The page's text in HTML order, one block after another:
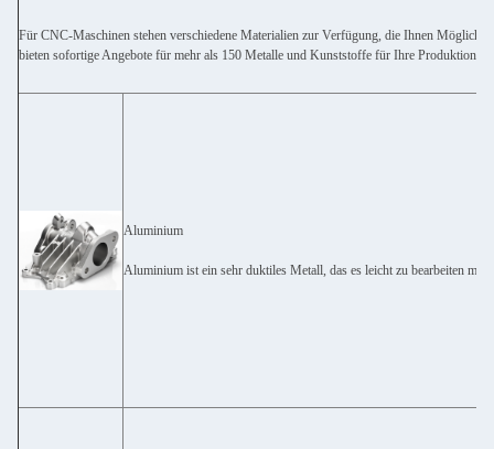
Für CNC-Maschinen stehen verschiedene Materialien zur Verfügung, die Ihnen
bieten sofortige Angebote für mehr als 150 Metalle und Kunststoffe für Ihre
Aluminium
Aluminium ist ein sehr duktiles Metall, das es leicht zu bearbeiten